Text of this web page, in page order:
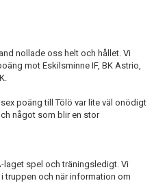
nollade oss helt och hållet. Vi
mot Eskilsminne IF, BK Astrio,
poäng till Tölö var lite väl onödigt
något som blir en stor
laget spel och träningsledigt. Vi
truppen och när information om